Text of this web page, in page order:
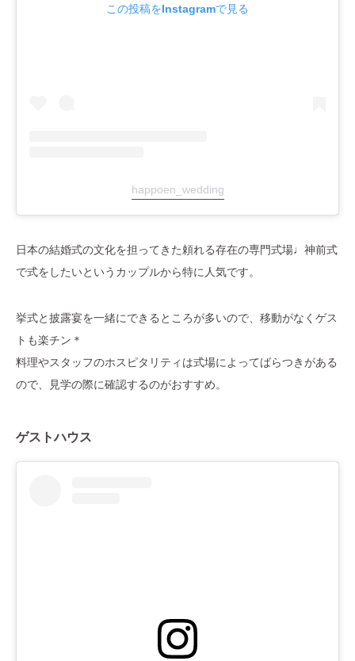
この投稿をInstagramで見る
happoen_wedding
日本の結婚式の文化を担ってきた頼れる存在の専門式場♩神前式
で式をしたいというカップルから特に人気です。
挙式と披露宴を一緒にできるところが多いので、移動がなくゲス
トも楽チン＊
料理やスタッフのホスピタリティは式場によってばらつきがある
ので、見学の際に確認するのがおすすめ。
ゲストハウス